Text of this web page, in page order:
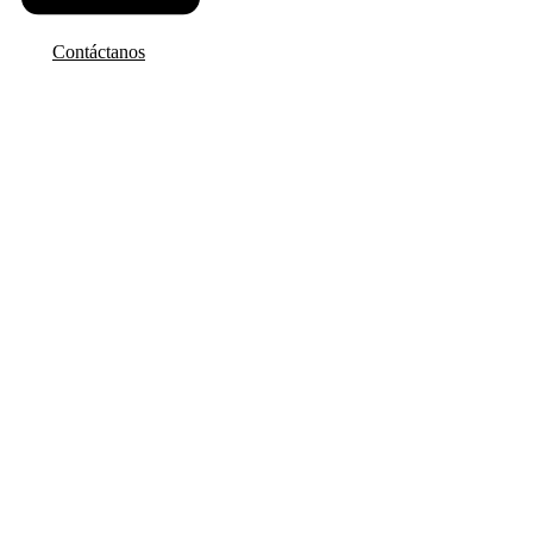
Contáctanos